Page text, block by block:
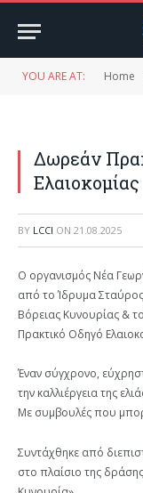
YOU ARE AT: Home
Δωρεάν
Ελαιοκομίας
BY LCCI ON 21.08.2025
Ο οργανισμός Νέα
από το Ίδρυμα
Βόρειας Κυνουρίας &
Πρακτικό Οδηγό
Έναν σύγχρονο,
την καλλιέργεια της
Με συμβουλές που
Συντάχθηκε από
στο πλαίσιο της